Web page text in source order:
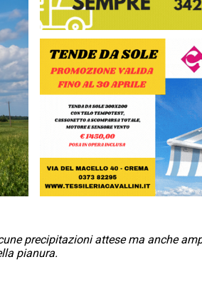
precipitazioni attese ma anche
pianura.